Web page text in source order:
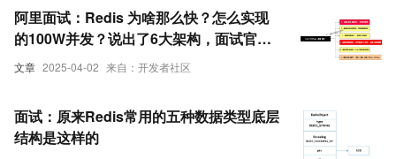
文章 2025-04-02 来自：开发者社区
阿里面试：Redis 为啥那么快？怎么实现
的100W并发？说出了6大架构，面试官跪
地： 纯内存 + 尖端结构 + 无锁架构 + EDA
面试：原来Redis常用的五种数据类型底层
结构是这样的